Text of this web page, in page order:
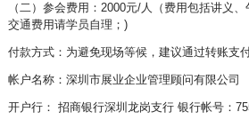
（二）参会费用：2000元/人（费用包括讲义
交通费用请学员自理；)
付款方式：为避免现场等候，建议通过转账支付
帐户名称：深圳市展业企业管理顾问有限公司
开户行： 招商银行深圳龙岗支行 银行帐号：